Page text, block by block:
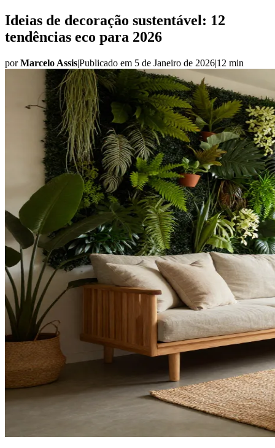
Ideias de decoração sustentável: 12
tendências eco para 2026
porMarcelo Assis|Publicado em 5 de Janeiro de 2026|12 min